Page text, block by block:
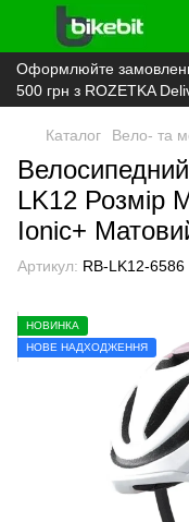
Оформлюйте
500 грн з ROZETKA
Каталог Вело- та
LK12 Розмір
Ionic+
Артикул: RB-LK12-6586
НОВИНКА
НОВЕ НАДХОДЖЕННЯ